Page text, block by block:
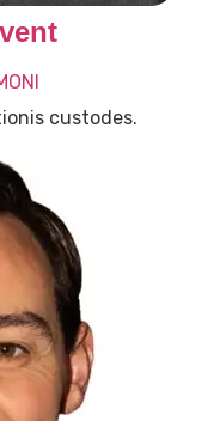
custodes.